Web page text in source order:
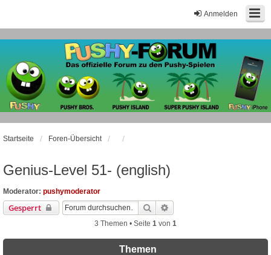
Anmelden
Startseite Foren-Übersicht
Genius-Level 51- (english)
Moderator: pushymoderator
Gesperrt Suche
3 Themen • Seite 1 von 1
Themen